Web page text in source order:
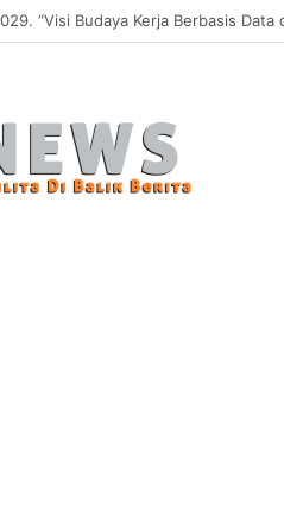
di Surabaya Hampir 100 Persen